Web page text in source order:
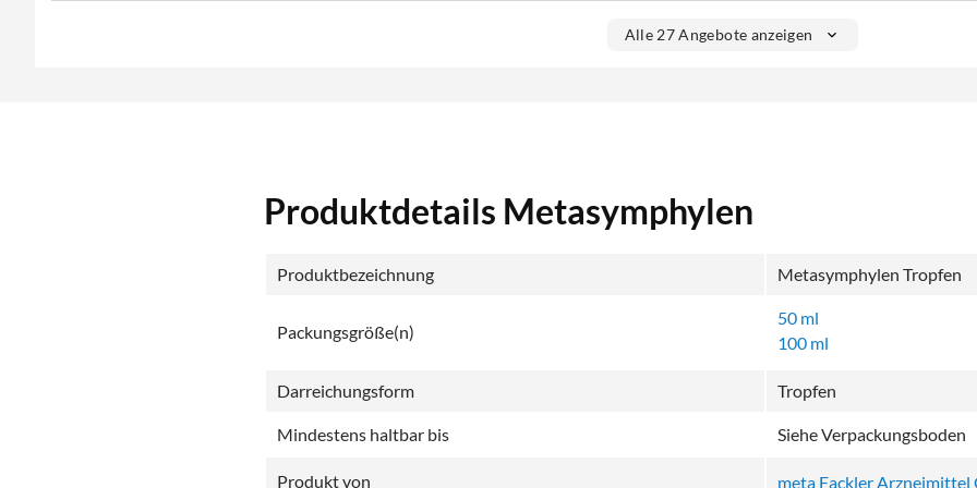
Alle 27 Angebote anzeigen
Produktdetails Metasymphylen
Produktbezeichnung Metasymphylen Tropfen
Packungsgröße(n)
50 ml
100 ml
Darreichungsform Tropfen
Mindestens haltbar bis Siehe Verpackungsboden
Produkt von meta Fackler Arzneimittel